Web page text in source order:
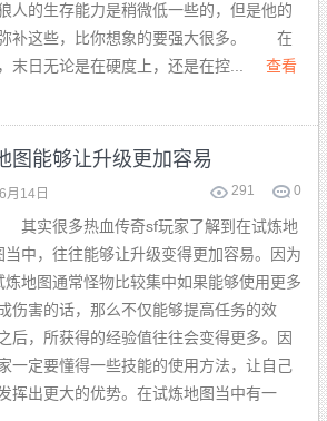
人的生存能力是稍微低一些的，但是他的
补这些，比你想象的要强大很多。 在
末日无论是在硬度上，还是在控...
查看
图能够让升级更加容易
291 0
月14日
其实很多热血传奇sf玩家了解到在试炼地
当中，往往能够让升级变得更加容易。因为
炼地图通常怪物比较集中如果能够使用更多
伤害的话，那么不仅能够提高任务的效
后，所获得的经验值往往会变得更多。因
一定要懂得一些技能的使用方法，让自己
挥出更大的优势。在试炼地图当中有一